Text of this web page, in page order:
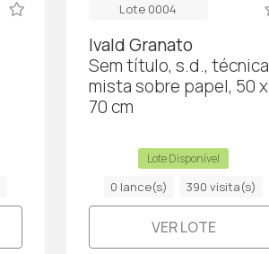
Lote 0004
Ivald Granato
Sem título, s.d., técnica
mista sobre papel, 50 x
70 cm
Lote Disponível
0 lance(s) 390 visita(s)
VER LOTE